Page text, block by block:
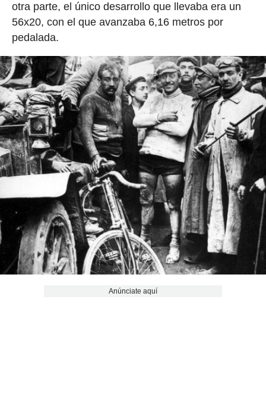
otra parte, el único desarrollo que llevaba era un
56x20, con el que avanzaba 6,16 metros por
pedalada.
Anúnciate aquí